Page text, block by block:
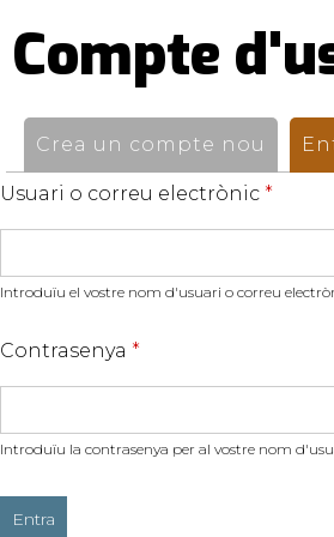
Compte
Pestanyes
primàries
Crea un compte nou
Usuari o correu electrònic *
Introduïu el vostre nom d'usuari o correu
Contrasenya *
Introduïu la contrasenya per al vostre nom